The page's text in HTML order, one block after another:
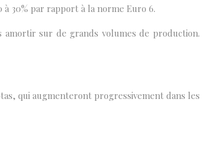
30% par rapport à la norme Euro 6.
sur de grands volumes de production.
qui augmenteront progressivement dans les